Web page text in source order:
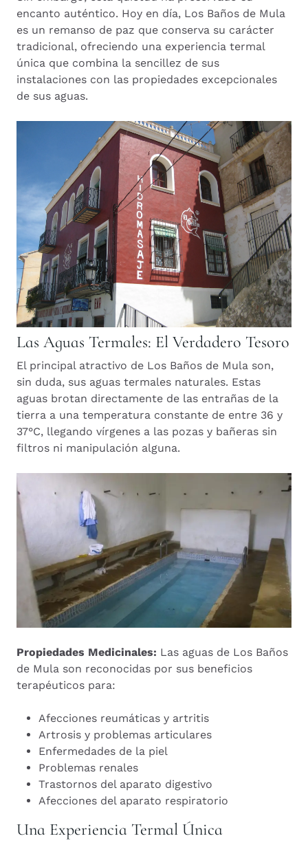
encanto auténtico. Hoy en día, Los Baños de Mula
es un remanso de paz que conserva su carácter
tradicional, ofreciendo una experiencia termal
única que combina la sencillez de sus
instalaciones con las propiedades excepcionales
de sus aguas.
Las Aguas Termales: El Verdadero Tesoro
El principal atractivo de Los Baños de Mula son,
sin duda, sus aguas termales naturales. Estas
aguas brotan directamente de las entrañas de la
tierra a una temperatura constante de entre 36 y
37°C, llegando vírgenes a las pozas y bañeras sin
filtros ni manipulación alguna.
Propiedades Medicinales: Las aguas de Los Baños
de Mula son reconocidas por sus beneficios
terapéuticos para:
Afecciones reumáticas y artritis
Artrosis y problemas articulares
Enfermedades de la piel
Problemas renales
Trastornos del aparato digestivo
Afecciones del aparato respiratorio
Una Experiencia Termal Única